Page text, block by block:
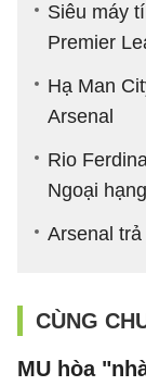
Siêu máy
Premier
Hạ Man
Arsenal
Rio
Ngoại
Arsenal
CÙNG
MU hòa